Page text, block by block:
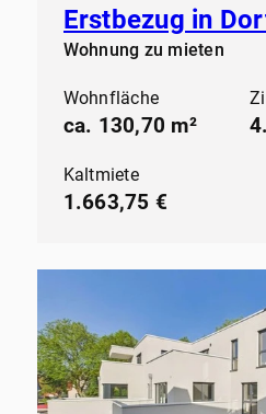
Wohnung zu mieten
Wohnfläche
ca. 130,70 m²
Kaltmiete
1.663,75 €